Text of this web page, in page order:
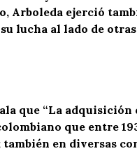
Arboleda ejerció
lucha al lado de
que “La
que entre
en diversas